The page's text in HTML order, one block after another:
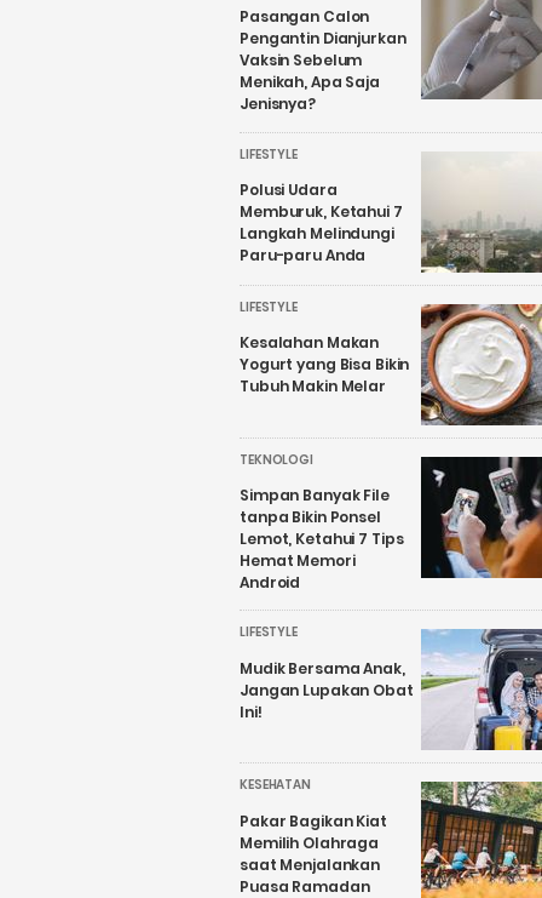
Pasangan Calon
Pengantin Dianjurkan
Vaksin Sebelum
Menikah, Apa Saja
Jenisnya?
LIFESTYLE
Polusi Udara
Memburuk, Ketahui 7
Langkah Melindungi
Paru-paru Anda
LIFESTYLE
Kesalahan Makan
Yogurt yang Bisa Bikin
Tubuh Makin Melar
TEKNOLOGI
Simpan Banyak File
tanpa Bikin Ponsel
Lemot, Ketahui 7 Tips
Hemat Memori
Android
LIFESTYLE
Mudik Bersama Anak,
Jangan Lupakan Obat
Ini!
KESEHATAN
Pakar Bagikan Kiat
Memilih Olahraga
saat Menjalankan
Puasa Ramadan